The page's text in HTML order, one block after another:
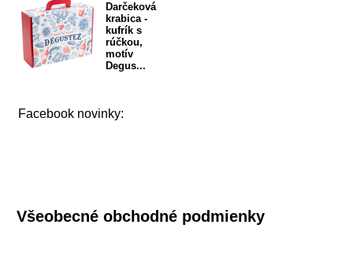
Darčeková
krabica -
kufrík s
rúčkou,
motív
Degus...
Facebook novinky:
Všeobecné obchodné podmienky